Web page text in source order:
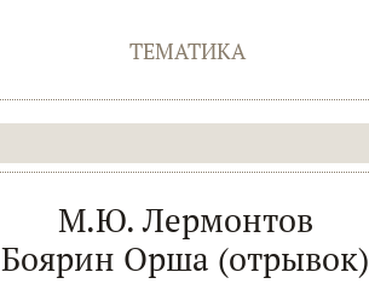
ТЕМАТИКА
М.Ю. Лермонтов
Боярин Орша (отрывок)